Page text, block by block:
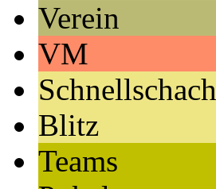
Verein
VM
Schnellschach
Blitz
Teams